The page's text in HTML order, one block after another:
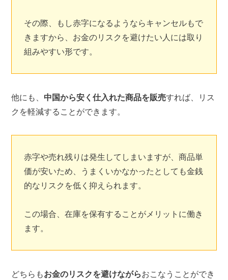
その際、もし赤字になるようならキャンセルもで
きますから、お金のリスクを避けたい人には取り
組みやすい形です。
他にも、 中国から安く仕入れた商品を販売すれば、リス
クを軽減することができます。
赤字や売れ残りは発生してしまいますが、商品単
価が安いため、うまくいかなかったとしても金銭
的なリスクを低く抑えられます。
この場合、在庫を保有することがメリットに働き
ます。
どちらもお金のリスクを避けながらおこなうことができ